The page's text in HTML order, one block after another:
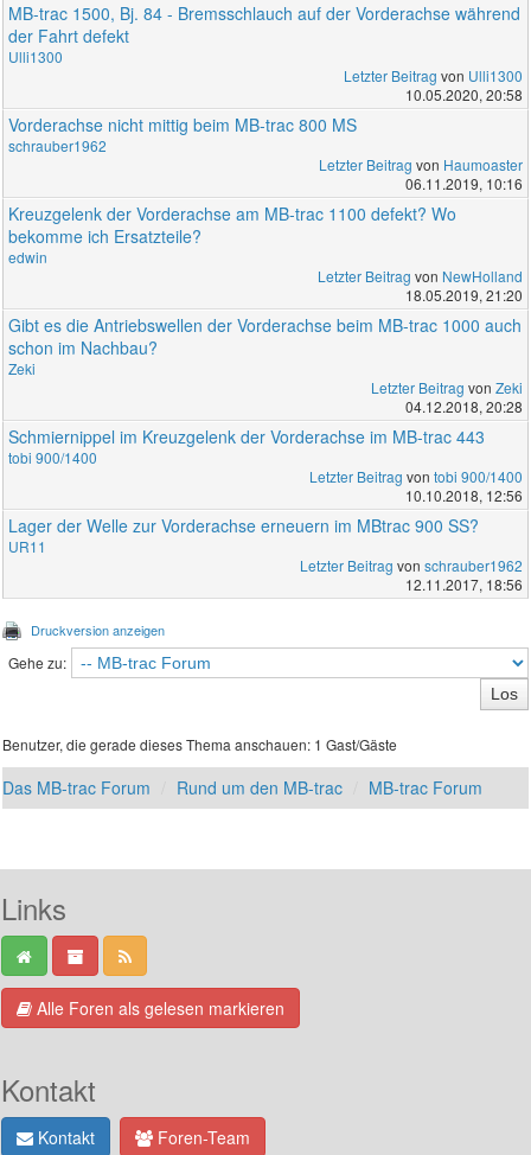
MB-trac 1500, Bj. 84 - Bremsschlauch auf der Vorderachse während
der Fahrt defekt
Ulli1300
Letzter Beitrag von Ulli1300
10.05.2020, 20:58
Vorderachse nicht mittig beim MB-trac 800 MS
schrauber1962
Letzter Beitrag von Haumoaster
06.11.2019, 10:16
Kreuzgelenk der Vorderachse am MB-trac 1100 defekt? Wo
bekomme ich Ersatzteile?
edwin
Letzter Beitrag von NewHolland
18.05.2019, 21:20
Gibt es die Antriebswellen der Vorderachse beim MB-trac 1000 auch
schon im Nachbau?
Zeki
Letzter Beitrag von Zeki
04.12.2018, 20:28
Schmiernippel im Kreuzgelenk der Vorderachse im MB-trac 443
tobi 900/1400
Letzter Beitrag von tobi 900/1400
10.10.2018, 12:56
Lager der Welle zur Vorderachse erneuern im MBtrac 900 SS?
UR11
Letzter Beitrag von schrauber1962
12.11.2017, 18:56
Druckversion anzeigen
Gehe zu:
Benutzer, die gerade dieses Thema anschauen: 1 Gast/Gäste
Das MB-trac Forum Rund um den MB-trac MB-trac Forum
Links
Alle Foren als gelesen markieren
Kontakt
Kontakt Foren-Team